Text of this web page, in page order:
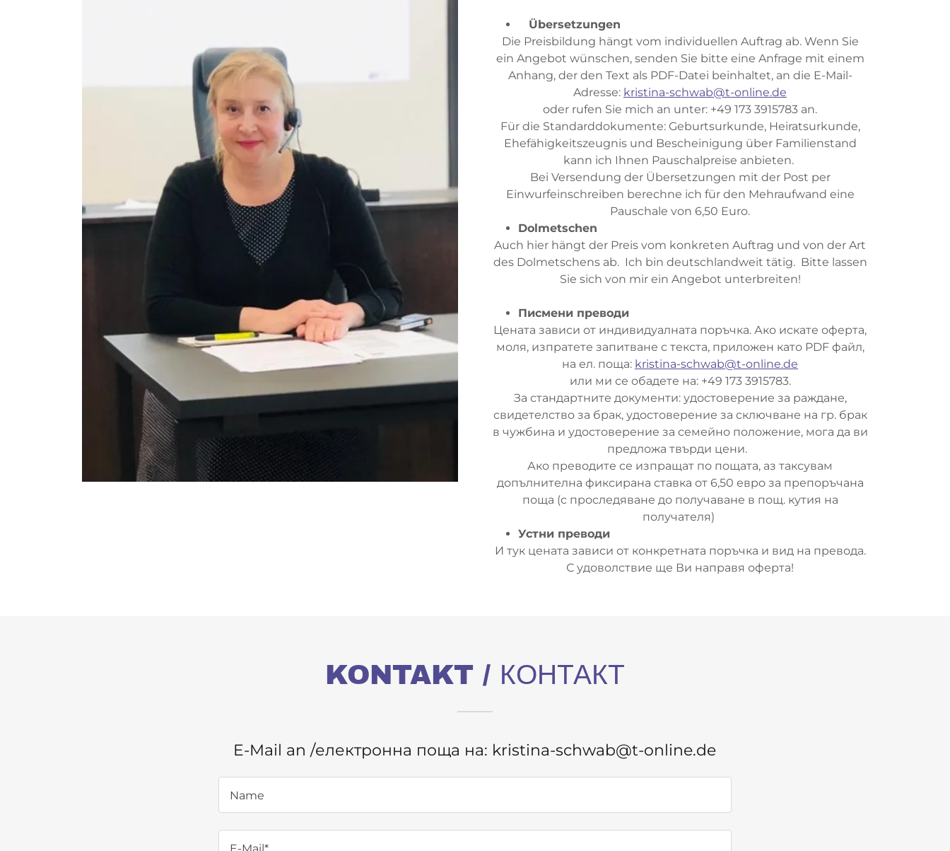
Übersetzungen
Die Preisbildung hängt vom individuellen Auftrag ab. Wenn Sie
ein Angebot wünschen, senden Sie bitte eine Anfrage mit einem
Anhang, der den Text als PDF-Datei beinhaltet, an die E-Mail-
Adresse: kristina-schwab@t-online.de
oder rufen Sie mich an unter: +49 173 3915783 an.
Für die Standarddokumente: Geburtsurkunde, Heiratsurkunde,
Ehefähigkeitszeugnis und Bescheinigung über Familienstand
kann ich Ihnen Pauschalpreise anbieten.
Bei Versendung der Übersetzungen mit der Post per
Einwurfeinschreiben berechne ich für den Mehraufwand eine
Pauschale von 6,50 Euro.
Dolmetschen
Auch hier hängt der Preis vom konkreten Auftrag und von der Art
des Dolmetschens ab. Ich bin deutschlandweit tätig. Bitte lassen
Sie sich von mir ein Angebot unterbreiten!
Писмени преводи
Цената зависи от индивидуалната поръчка. Ако искате оферта,
моля, изпратете запитване с текста, приложен като PDF файл,
на ел. поща: kristina-schwab@t-online.de
или ми се обадете на: +49 173 3915783.
За стандартните документи: удостоверение за раждане,
свидетелство за брак, удостоверение за сключване на гр. брак
в чужбина и удостоверение за семейно положение, мога да ви
предложа твърди цени.
Ако преводите се изпращат по пощата, аз таксувам
допълнителна фиксирана ставка от 6,50 евро за препоръчана
поща (с проследяване до получаване в пощ. кутия на
получателя)
Устни преводи
И тук цената зависи от конкретната поръчка и вид на превода.
С удоволствие ще Ви направя оферта!
KONTAKT / КОНТАКТ
E-Mail an /електронна поща на: kristina-schwab@t-online.de
Name
E-Mail*